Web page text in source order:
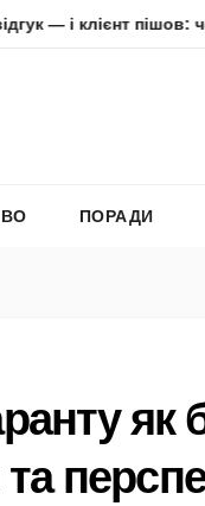
пішов: чому
ПОРАДИ
як